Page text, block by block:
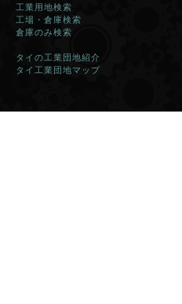
工業用地検索
工場・倉庫検索
倉庫のみ検索
タイの工業団地紹介
タイ工業団地マップ